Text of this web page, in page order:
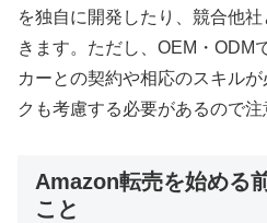
を独自に開発したり、競合他
きます。ただし、OEM・ODM
カーとの契約や相応のスキル
クも考慮する必要があるので注
Amazon転売を始める
こと